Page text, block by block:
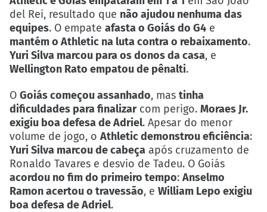
del Rei, resultado que não ajudou nenhuma das
equipes. O empate afasta o Goiás do G4 e
mantém o Athletic na luta contra o rebaixamento.
Yuri Silva marcou para os donos da casa, e
Wellington Rato empatou de pênalti.
O Goiás começou assanhado, mas tinha
dificuldades para finalizarcom perigo. Moraes Jr.
exigiu boa defesa de Adriel. Apesar do menor
volume de jogo, o Athletic demonstrou eficiência:
Yuri Silva marcou de cabeça após cruzamento de
Ronaldo Tavares e desvio de Tadeu. O Goiás
acordou no fim do primeiro tempo: Anselmo
Ramon acertou o travessão, e William Lepo exigiu
boa defesa de Adriel.